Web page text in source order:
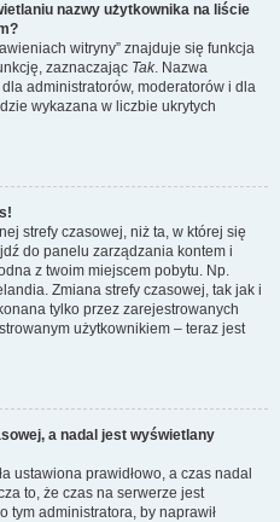
nazwy użytkownika na liście
witryny” znajduje się funkcja
zaznaczając Tak. Nazwa
administratorów, moderatorów i dla
wykazana w liczbie ukrytych
strefy czasowej, niż ta, w której się
do panelu zarządzania kontem i
z twoim miejscem pobytu. Np.
Zmiana strefy czasowej, tak jak i
tylko przez zarejestrowanych
użytkownikiem – teraz jest
a nadal jest wyświetlany
ustawiona prawidłowo, a czas nadal
to, że czas na serwerze jest
tym administratora, by naprawił